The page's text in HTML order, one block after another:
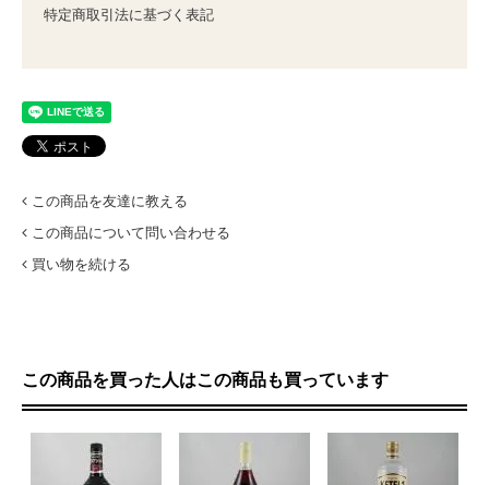
特定商取引法に基づく表記
この商品を友達に教える
この商品について問い合わせる
買い物を続ける
この商品を買った人はこの商品も買っています